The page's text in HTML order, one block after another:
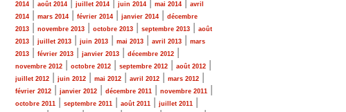
2014
août 2014 juillet 2014 juin 2014 mai 2014
avril
2014
mars 2014 février 2014 janvier 2014
décembre
2013
novembre 2013 octobre 2013 septembre 2013
août
2013
juillet 2013 juin 2013 mai 2013 avril 2013
mars
2013
février 2013 janvier 2013 décembre 2012
novembre 2012 octobre 2012 septembre 2012 août 2012
juillet 2012 juin 2012 mai 2012 avril 2012 mars 2012
février 2012 janvier 2012 décembre 2011 novembre 2011
octobre 2011 septembre 2011 août 2011 juillet 2011